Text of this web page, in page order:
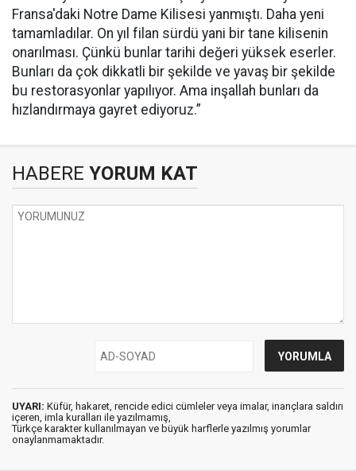
Fransa'daki Notre Dame Kilisesi yanmıştı. Daha yeni
tamamladılar. On yıl filan sürdü yani bir tane kilisenin
onarılması. Çünkü bunlar tarihi değeri yüksek eserler.
Bunları da çok dikkatli bir şekilde ve yavaş bir şekilde
bu restorasyonlar yapılıyor. Ama inşallah bunları da
hızlandırmaya gayret ediyoruz.”
HABERE YORUM KAT
UYARI: Küfür, hakaret, rencide edici cümleler veya imalar, inançlara saldırı
içeren, imla kuralları ile yazılmamış,
Türkçe karakter kullanılmayan ve büyük harflerle yazılmış yorumlar
onaylanmamaktadır.